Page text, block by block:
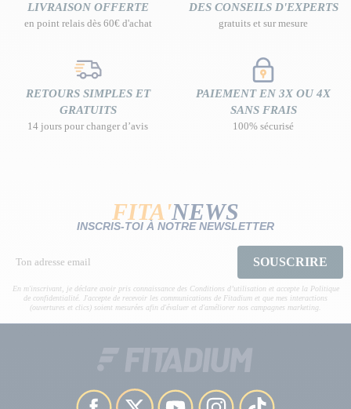
LIVRAISON OFFERTE
en point relais dès 60€ d'achat
DES CONSEILS D'EXPERTS
gratuits et sur mesure
RETOURS SIMPLES ET
GRATUITS
14 jours pour changer d’avis
PAIEMENT EN 3X OU 4X
SANS FRAIS
100% sécurisé
FITA'NEWS
INSCRIS-TOI À NOTRE NEWSLETTER
SOUSCRIRE
En m'inscrivant, je déclare avoir pris connaissance des Conditions d’utilisation et accepte la Politique
de confidentialité. J'accepte de recevoir les communications de Fitadium et que mes interactions
(ouvertures et clics) soient mesurées afin d'évaluer et d'améliorer nos campagnes marketing.